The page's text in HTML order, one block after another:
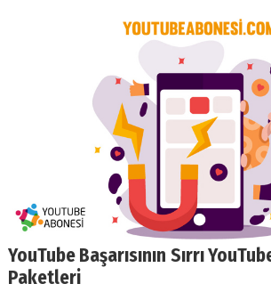
YouTube Başarısının Sırrı
Paketleri